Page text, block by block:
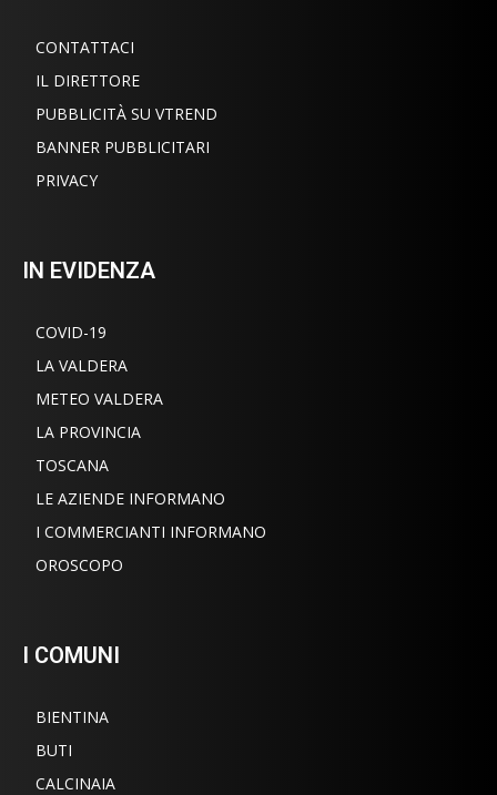
CONTATTACI
IL DIRETTORE
PUBBLICITÀ SU VTREND
BANNER PUBBLICITARI
PRIVACY
IN EVIDENZA
COVID-19
LA VALDERA
METEO VALDERA
LA PROVINCIA
TOSCANA
LE AZIENDE INFORMANO
I COMMERCIANTI INFORMANO
OROSCOPO
I COMUNI
BIENTINA
BUTI
CALCINAIA